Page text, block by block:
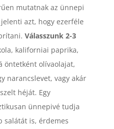
mutatnak az ünnepi
azt, hogy ezerféle
Válasszunk 2-3
kaliforniai paprika,
öntetként olívaolajat,
narancslevet, vagy akár
héját. Egy
ünnepivé tudja
salátát is, érdemes